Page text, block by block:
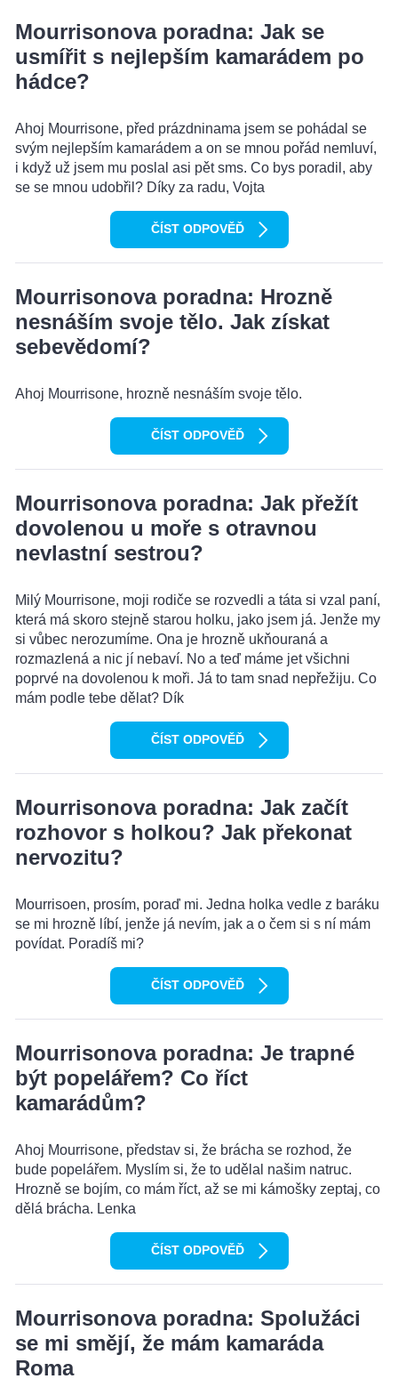
Mourrisonova poradna: Jak se
usmířit s nejlepším kamarádem po
hádce?
Ahoj Mourrisone, před prázdninama jsem se pohádal se
svým nejlepším kamarádem a on se mnou pořád nemluví,
i když už jsem mu poslal asi pět sms. Co bys poradil, aby
se se mnou udobřil? Díky za radu, Vojta
ČÍST ODPOVĚĎ
Mourrisonova poradna: Hrozně
nesnáším svoje tělo. Jak získat
sebevědomí?
Ahoj Mourrisone, hrozně nesnáším svoje tělo.
ČÍST ODPOVĚĎ
Mourrisonova poradna: Jak přežít
dovolenou u moře s otravnou
nevlastní sestrou?
Milý Mourrisone, moji rodiče se rozvedli a táta si vzal paní,
která má skoro stejně starou holku, jako jsem já. Jenže my
si vůbec nerozumíme. Ona je hrozně ukňouraná a
rozmazlená a nic jí nebaví. No a teď máme jet všichni
poprvé na dovolenou k moři. Já to tam snad nepřežiju. Co
mám podle tebe dělat? Dík
ČÍST ODPOVĚĎ
Mourrisonova poradna: Jak začít
rozhovor s holkou? Jak překonat
nervozitu?
Mourrisoen, prosím, poraď mi. Jedna holka vedle z baráku
se mi hrozně líbí, jenže já nevím, jak a o čem si s ní mám
povídat. Poradíš mi?
ČÍST ODPOVĚĎ
Mourrisonova poradna: Je trapné
být popelářem? Co říct
kamarádům?
Ahoj Mourrisone, představ si, že brácha se rozhod, že
bude popelářem. Myslím si, že to udělal našim natruc.
Hrozně se bojím, co mám říct, až se mi kámošky zeptaj, co
dělá brácha. Lenka
ČÍST ODPOVĚĎ
Mourrisonova poradna: Spolužáci
se mi smějí, že mám kamaráda
Roma